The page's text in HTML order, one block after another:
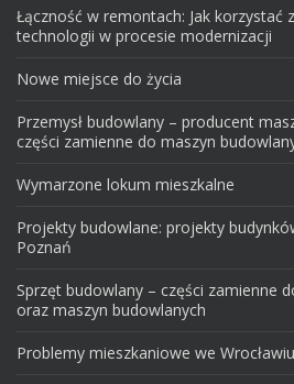
Łączność w remontach: Jak korzystać
technologii w procesie modernizacji
Nowe miejsce do życia
Przemysł budowlany – producent
części zamienne do maszyn
Wymarzone lokum mieszkalne
Projekty budowlane: projekty
Poznań
Sprzęt budowlany – części zamienne
oraz maszyn budowlanych
Problemy mieszkaniowe we Wrocławiu